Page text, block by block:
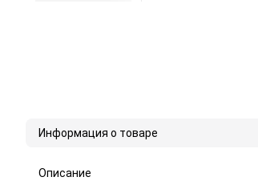
Информация о товаре
Описание